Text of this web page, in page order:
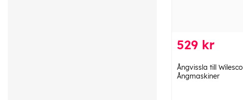
529 kr
Ångvissla till Wilesco
Ångmaskiner